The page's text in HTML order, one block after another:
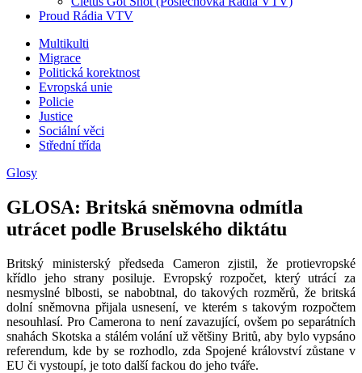
Proud Rádia VTV
Sub
menu
Multikulti
Migrace
Politická korektnost
Evropská unie
Policie
Justice
Sociální věci
Střední třída
Glosy
GLOSA: Britská sněmovna odmítla
utrácet podle Bruselského diktátu
Britský ministerský předseda Cameron zjistil, že protievropské
křídlo jeho strany posiluje. Evropský rozpočet, který utrácí za
nesmyslné blbosti, se nabobtnal, do takových rozměrů, že britská
dolní sněmovna přijala usnesení, ve kterém s takovým rozpočtem
nesouhlasí. Pro Camerona to není zavazující, ovšem po separátních
snahách Skotska a stálém volání už většiny Britů, aby bylo vypsáno
referendum, kde by se rozhodlo, zda Spojené království zůstane v
EU či vystoupí, je toto další fackou do jeho tváře.